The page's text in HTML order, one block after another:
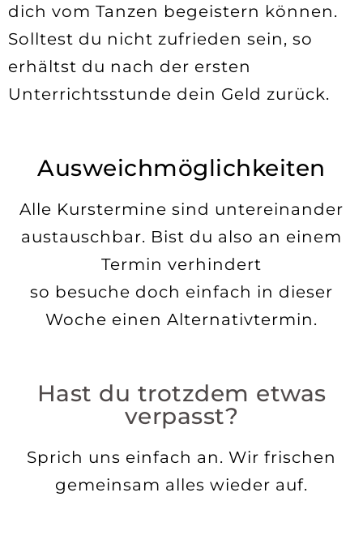
dich vom Tanzen begeistern können.
Solltest du nicht zufrieden sein, so
erhältst du nach der ersten
Unterrichtsstunde dein Geld zurück.
Ausweichmöglichkeiten
Alle Kurstermine sind untereinander
austauschbar. Bist du also an einem
Termin verhindert
so besuche doch einfach in dieser
Woche einen Alternativtermin.
Hast du trotzdem etwas
verpasst?
Sprich uns einfach an. Wir frischen
gemeinsam alles wieder auf.